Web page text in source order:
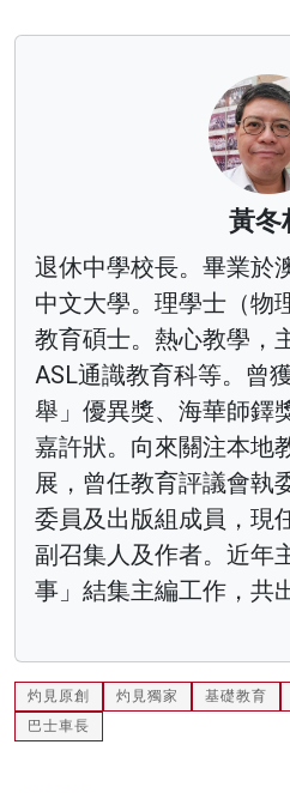
黃冬
退休中學校長。畢業於
中文大學。理學士（物
教育碩士。熱心教學，
ASL通識教育科等。曾
舉」優異獎、海華師鐸
嘉許狀。向來關注本地
展，曾任教育評議會執
委員及出版組成員，現
副召集人及作者。近年
事」結集主編工作，共
灼見原創 灼見獨家 基礎教育
巴士車長